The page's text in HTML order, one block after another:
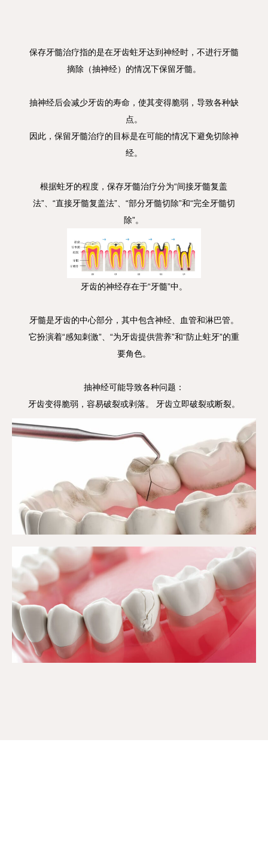
保存牙髓治疗指的是在牙齿蛀牙达到神经时，不进行牙髓
摘除（抽神经）的情况下保留牙髓。
抽神经后会减少牙齿的寿命，使其变得脆弱，导致各种缺
点。
因此，保留牙髓治疗的目标是在可能的情况下避免切除神
经。
根据蛀牙的程度，保存牙髓治疗分为“间接牙髓复盖
法”、“直接牙髓复盖法”、“部分牙髓切除”和“完全牙髓切
除”。
牙齿的神经存在于“牙髓”中。
牙髓是牙齿的中心部分，其中包含神经、血管和淋巴管。
它扮演着“感知刺激”、“为牙齿提供营养”和“防止蛀牙”的重
要角色。
抽神经可能导致各种问题：
牙齿变得脆弱，容易破裂或剥落。 牙齿立即破裂或断裂。